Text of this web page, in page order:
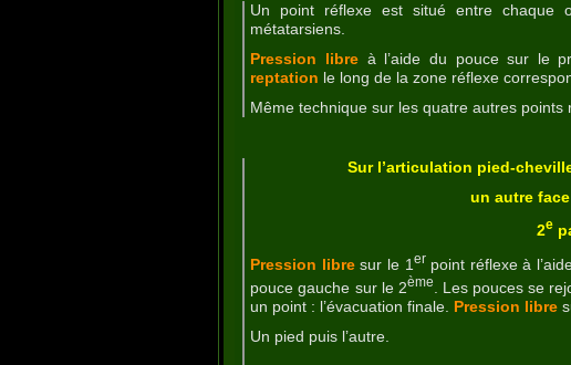
Un point réflexe est situé entre
métatarsiens.
Pression libre à l’aide du pouce sur le
reptation le long de la zone réflexe
Même technique sur les quatre autres points
Sur l’articulation pied-
un autre
2e
Pression libre sur le 1 er point réflexe à
pouce gauche sur le 2ème . Les pouces se
un point : l’évacuation finale. Pression libre
Un pied puis l’autre.